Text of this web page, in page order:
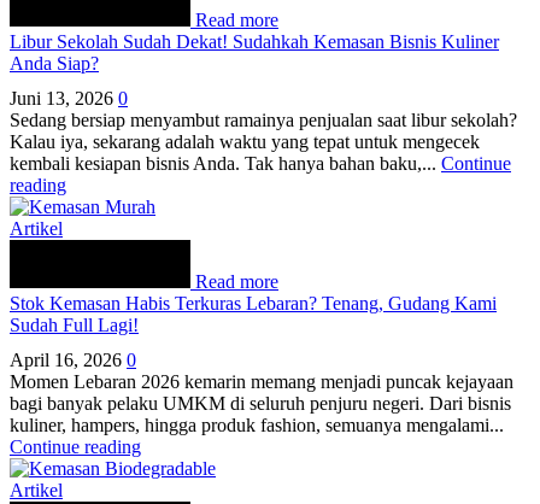
Read more
Libur Sekolah Sudah Dekat! Sudahkah Kemasan Bisnis Kuliner
Anda Siap?
Juni 13, 2026 0
Sedang bersiap menyambut ramainya penjualan saat libur sekolah?
Kalau iya, sekarang adalah waktu yang tepat untuk mengecek
kembali kesiapan bisnis Anda. Tak hanya bahan baku,... Continue
reading
Artikel
Read more
Stok Kemasan Habis Terkuras Lebaran? Tenang, Gudang Kami
Sudah Full Lagi!
April 16, 2026 0
Momen Lebaran 2026 kemarin memang menjadi puncak kejayaan
bagi banyak pelaku UMKM di seluruh penjuru negeri. Dari bisnis
kuliner, hampers, hingga produk fashion, semuanya mengalami...
Continue reading
Artikel